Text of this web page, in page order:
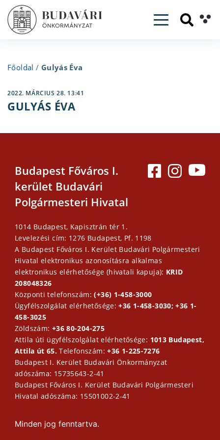
Toggle
Főoldal / Gulyás Éva
2022. MÁRCIUS 28. 13:41
GULYÁS ÉVA
Budapest Főváros I.
kerület Budavári
Polgármesteri Hivatal
1014 Budapest, Kapisztrán tér 1.
Levelezési cím: 1276 Budapest, Pf. 1198
A Budapest Főváros I. Kerület Budavári Polgármesteri
Hivatal elektronikus azonosításra alkalmas
elektronikus elérhetősége (hivatali kapuja): KRID
208048326
Központi telefonszám:(+36) 1-458-3000
Ügyfélszolgálat elérhetősége:+36 1-458-3030; +36 1-
458-3025
Zöldszám: +36 80-204-275
Attila úti ügyfélszolgálat elérhetősége: 1013 Budapest,
Attila út 65.Telefonszám:+36 1-225-7276
Budapest I. Kerület Budavári Önkormányzat
adószáma: 15735643-2-41
Budapest Főváros I. Kerület Budavári Polgármesteri
Hivatal adószáma: 15501002-2-41
Minden jog fenntartva.